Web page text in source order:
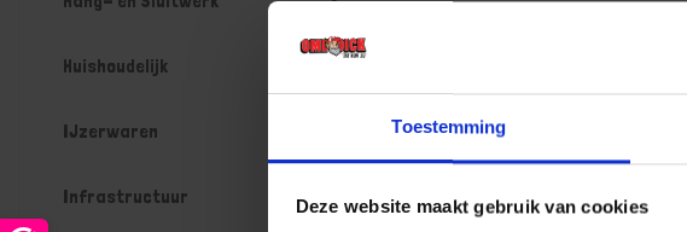
Toestemming
Deze website maakt gebruik van cookies
Huishoudelijk
IJzerwaren
Infrastructuur